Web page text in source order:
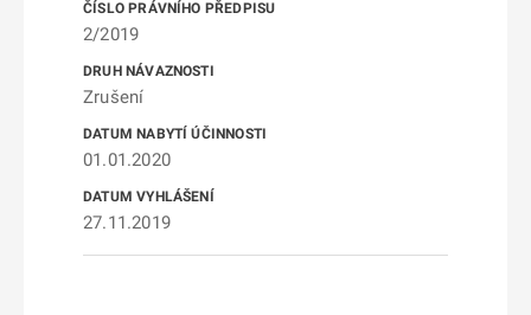
2/2019
Zrušení
01.01.2020
27.11.2019